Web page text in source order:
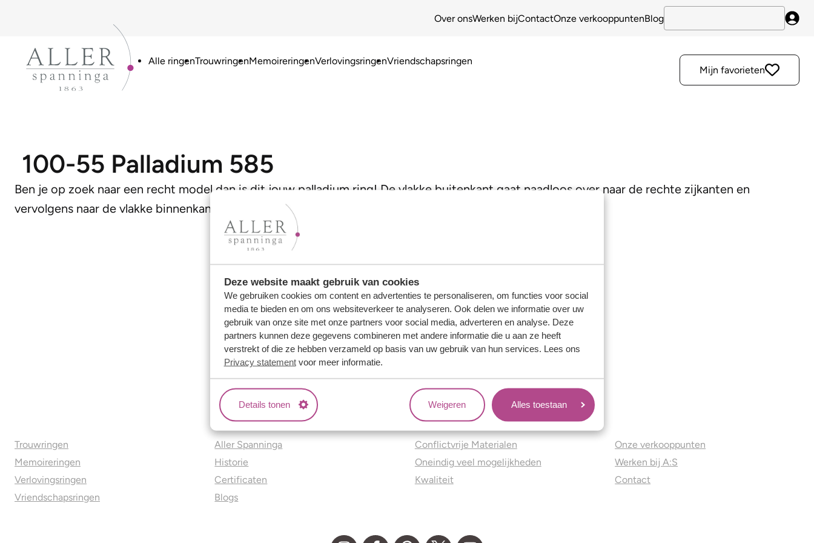
Deze website maakt gebruik van cookies
We gebruiken cookies om content en advertenties te personaliseren, om functies voor social
media te bieden en om ons websiteverkeer te analyseren. Ook delen we informatie over uw
gebruik van onze site met onze partners voor social media, adverteren en analyse. Deze
partners kunnen deze gegevens combineren met andere informatie die u aan ze heeft
verstrekt of die ze hebben verzameld op basis van uw gebruik van hun services. Lees ons
Privacy statementvoor meer informatie.
Details tonen Weigeren Alles toestaan
Over onsWerken bijContactOnze verkooppuntenBlog
Alle ringenTrouwringenMemoireringenVerlovingsringenVriendschapsringen
Mijn favorieten
100-55 Palladium 585
Ben je op zoek naar een recht model dan is dit jouw palladium ring! De vlakke buitenkant gaat naadloos over naar de rechte zijkanten en
vervolgens naar de vlakke binnenkant. Deze combinatie zorgt voor een heel moderne look!
Trouwringen
Memoireringen
Verlovingsringen
Vriendschapsringen
Over ons
Aller Spanninga
Historie
Certificaten
Blogs
Jouw voordelen
Conflictvrije Materialen
Oneindig veel mogelijkheden
Kwaliteit
Onze verkooppunten
Werken bij A:S
Contact